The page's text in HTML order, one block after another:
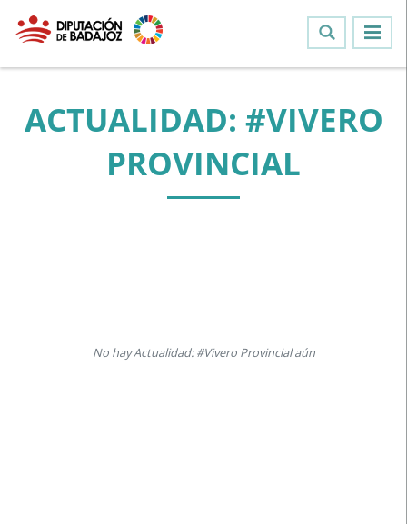
ACTUALIDAD: #VIVERO
PROVINCIAL
No hay Actualidad: #Vivero Provincial aún